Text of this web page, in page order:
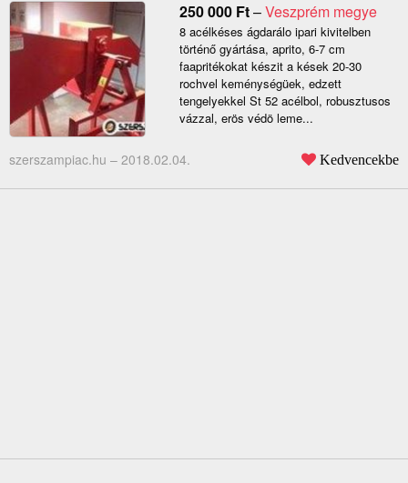
250 000 Ft–Veszprém megye
8 acélkéses ágdarálo ipari kivitelben
történő gyártása, aprito, 6-7 cm
faapritékokat készit a kések 20-30
rochvel keménységüek, edzett
tengelyekkel St 52 acélbol, robusztusos
vázzal, erös védö leme...
szerszampiac.hu – 2018.02.04. Kedvencekbe